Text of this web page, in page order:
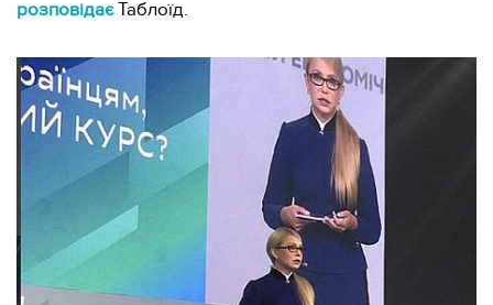
розповідаєТаблоїд.